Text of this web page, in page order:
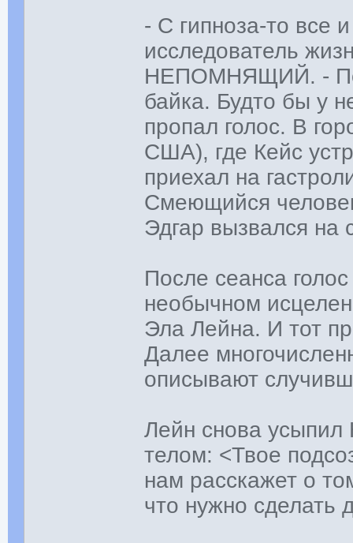
- С гипноза-то все
исследователь
НЕПОМНЯЩИЙ. - По
байка. Будто бы у
пропал голос. В
США), где Кейс
приехал на
Смеющийся
Эдгар вызвался на
После сеанса
необычном
Эла Лейна. И тот
Далее
описывают
Лейн снова усыпил
телом: <Твое
нам расскажет о
что нужно сделать